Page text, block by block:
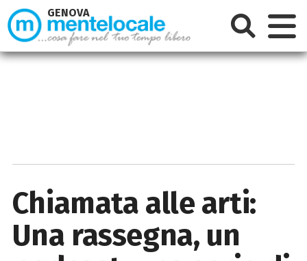
Chiamata alle arti:
Una rassegna, un
GENOVA